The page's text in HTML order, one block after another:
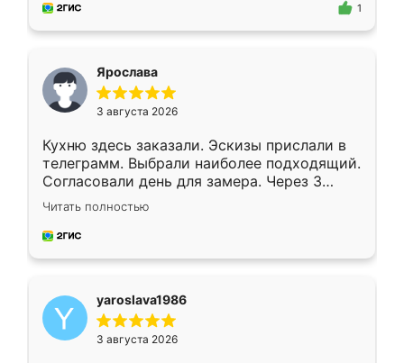
предложил по моему эскизу самый
1
Ярослава
3 августа 2026
Кухню здесь заказали. Эскизы прислали в
телеграмм. Выбрали наиболее подходящий.
Согласовали день для замера. Через 3
недели кухня была уже готова. Остались
довольны работой. Спасибо Ренессанс
мебель за качественную работу!
Читать полностью
yaroslava1986
3 августа 2026